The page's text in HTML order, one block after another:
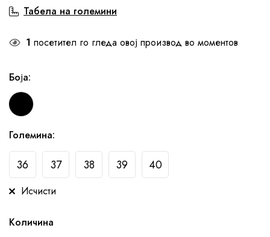
Табела на големини
1 посетител го гледа овој производ во моментов
Боја:
Големина:
36 37 38 39 40
Исчисти
Количина